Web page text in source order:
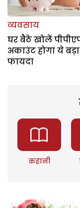
व्यवसाय
घर बैठे खोलें
अकाउंट होगा ये बड़ा
फायदा
कहानी